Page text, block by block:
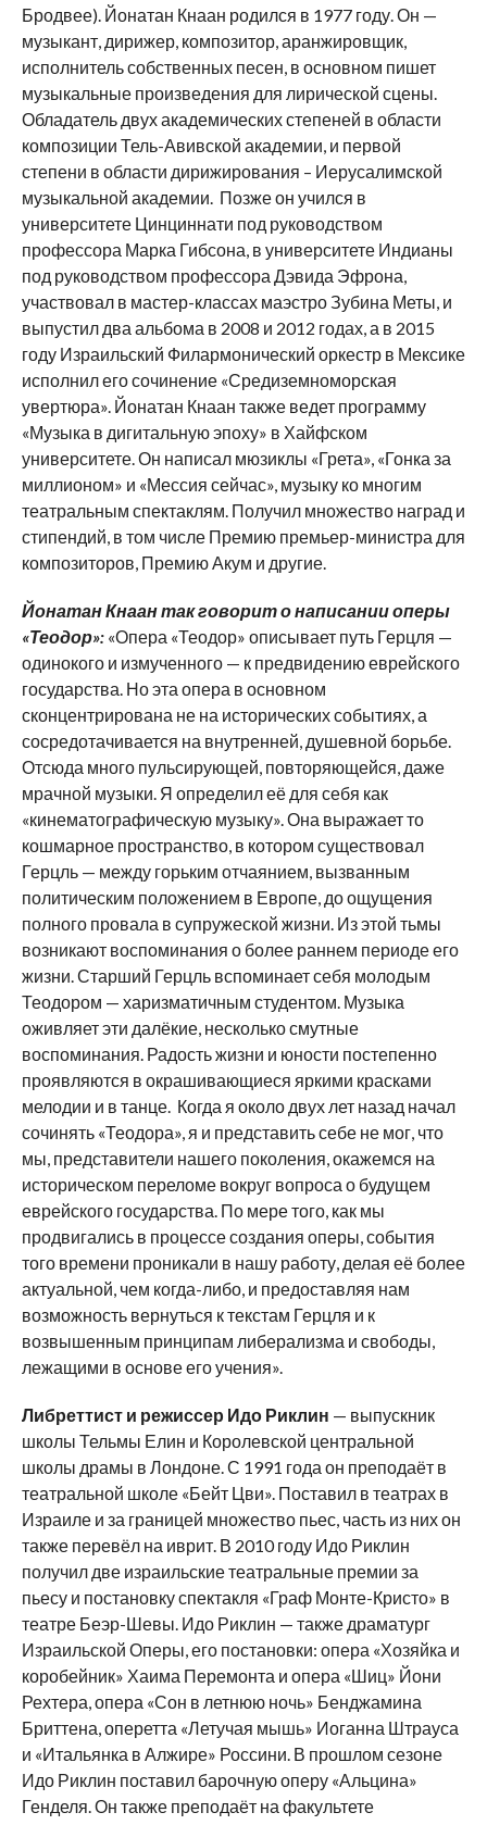
Бродвее). Йонатан Кнаан родился в 1977 году. Он —
музыкант, дирижер, композитор, аранжировщик,
исполнитель собственных песен, в основном пишет
музыкальные произведения для лирической сцены.
Обладатель двух академических степеней в области
композиции Тель-Авивской академии, и первой
степени в области дирижирования – Иерусалимской
музыкальной академии. Позже он учился в
университете Цинциннати под руководством
профессора Марка Гибсона, в университете Индианы
под руководством профессора Дэвида Эфрона,
участвовал в мастер-классах маэстро Зубина Меты, и
выпустил два альбома в 2008 и 2012 годах, а в 2015
году Израильский Филармонический оркестр в Мексике
исполнил его сочинение «Средиземноморская
увертюра». Йонатан Кнаан также ведет программу
«Музыка в дигитальную эпоху» в Хайфском
университете. Он написал мюзиклы «Грета», «Гонка за
миллионом» и «Мессия сейчас», музыку ко многим
театральным спектаклям. Получил множество наград и
стипендий, в том числе Премию премьер-министра для
композиторов, Премию Акум и другие.
Йонатан Кнаан так говорит о написании оперы
«Теодор»: «Опера «Теодор» описывает путь Герцля —
одинокого и измученного — к предвидению еврейского
государства. Но эта опера в основном
сконцентрирована не на исторических событиях, а
сосредотачивается на внутренней, душевной борьбе.
Отсюда много пульсирующей, повторяющейся, даже
мрачной музыки. Я определил её для себя как
«кинематографическую музыку». Она выражает то
кошмарное пространство, в котором существовал
Герцль — между горьким отчаянием, вызванным
политическим положением в Европе, до ощущения
полного провала в супружеской жизни. Из этой тьмы
возникают воспоминания о более раннем периоде его
жизни. Старший Герцль вспоминает себя молодым
Теодором — харизматичным студентом. Музыка
оживляет эти далёкие, несколько смутные
воспоминания. Радость жизни и юности постепенно
проявляются в окрашивающиеся яркими красками
мелодии и в танце. Когда я около двух лет назад начал
сочинять «Теодора», я и представить себе не мог, что
мы, представители нашего поколения, окажемся на
историческом переломе вокруг вопроса о будущем
еврейского государства. По мере того, как мы
продвигались в процессе создания оперы, события
того времени проникали в нашу работу, делая её более
актуальной, чем когда-либо, и предоставляя нам
возможность вернуться к текстам Герцля и к
возвышенным принципам либерализма и свободы,
лежащими в основе его учения».
Либреттист и режиссер Идо Риклин — выпускник
школы Тельмы Елин и Королевской центральной
школы драмы в Лондоне. С 1991 года он преподаёт в
театральной школе «Бейт Цви». Поставил в театрах в
Израиле и за границей множество пьес, часть из них он
также перевёл на иврит. В 2010 году Идо Риклин
получил две израильские театральные премии за
пьесу и постановку спектакля «Граф Монте-Кристо» в
театре Беэр-Шевы. Идо Риклин — также драматург
Израильской Оперы, его постановки: опера «Хозяйка и
коробейник» Хаима Перемонта и опера «Шиц» Йони
Рехтера, опера «Сон в летнюю ночь» Бенджамина
Бриттена, оперетта «Летучая мышь» Иоганна Штрауса
и «Итальянка в Алжире» Россини. В прошлом сезоне
Идо Риклин поставил барочную оперу «Альцина»
Генделя. Он также преподаёт на факультете